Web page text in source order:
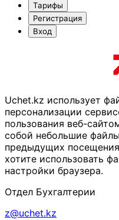
Тарифы
Регистрация
Вход
Uchet.kz использует
персонализации
пользования веб-
собой небольшие
предыдущих
хотите использовать
настройки браузера.
Отдел Бухгалтерии
z@uchet.kz